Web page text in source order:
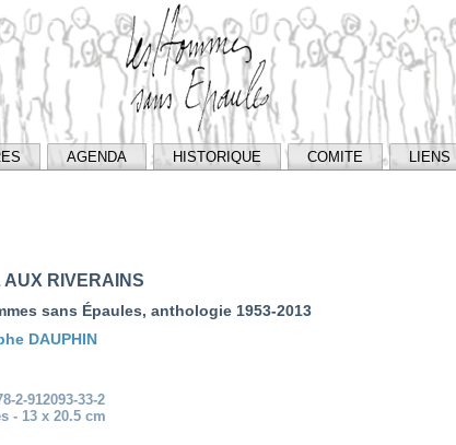
AGENDA HISTORIQUE COMITE LIENS
AUX RIVERAINS
sans Épaules, anthologie 1953-2013
DAUPHIN
2-912093-33-2
- 13 x 20.5 cm